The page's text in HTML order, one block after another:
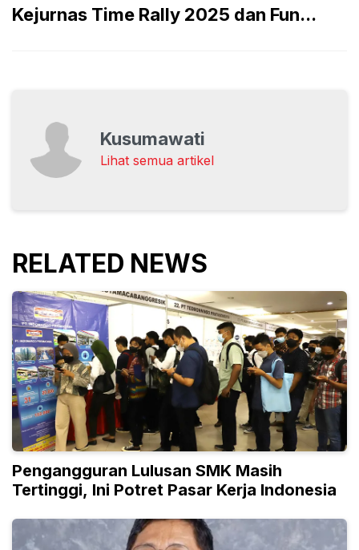
Kejurnas Time Rally 2025 dan Fun...
Kusumawati
Lihat semua artikel
RELATED NEWS
Pengangguran Lulusan SMK Masih
Tertinggi, Ini Potret Pasar Kerja Indonesia